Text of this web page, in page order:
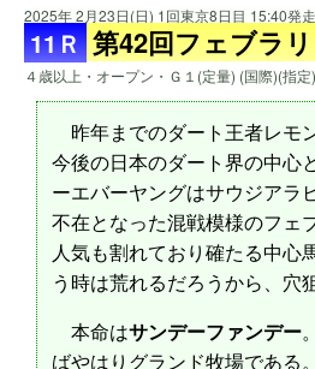
2025年 2月23日(日) 1回東京8日目 15:40発走
11Ｒ 第42回フェブラ
４歳以上・オープン・Ｇ１(定量) (国際)(指
昨年までのダート王者レモ
今後の日本のダート界の中心
ーエバーヤングはサウジアラ
不在となった混戦模様のフェ
人気も割れており確たる中心
う時は荒れるだろうから、穴
本命はサンデーファンデー
ばやはりグランド牧場である